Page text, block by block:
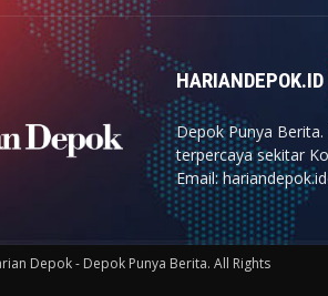
HARIANDEPOK.ID
Depok Punya
terpercaya sekitar
Email:
Depok - Depok Punya Berita. All Rights